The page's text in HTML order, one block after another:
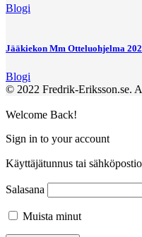
Blogi
Jääkiekon Mm Otteluohjelma
Blogi
© 2022 Fredrik-Eriksson.se.
Welcome Back!
Sign in to your account
Käyttäjätunnus tai
Salasana
Muista minut